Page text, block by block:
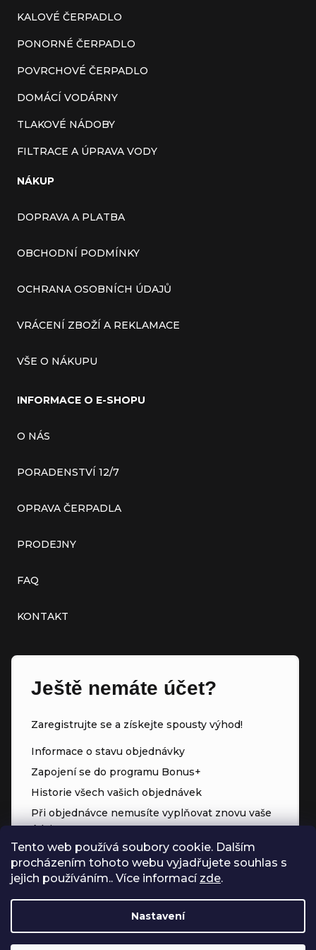
Tento web používá soubory cookie. Dalším
procházením tohoto webu vyjadřujete souhlas s
jejich používáním.. Více informací zde.
Nastavení
KALOVÉ ČERPADLO
PONORNÉ ČERPADLO
POVRCHOVÉ ČERPADLO
DOMÁCÍ VODÁRNY
TLAKOVÉ NÁDOBY
FILTRACE A ÚPRAVA VODY
NÁKUP
DOPRAVA A PLATBA
OBCHODNÍ PODMÍNKY
OCHRANA OSOBNÍCH ÚDAJŮ
VRÁCENÍ ZBOŽÍ A REKLAMACE
VŠE O NÁKUPU
INFORMACE O E-SHOPU
O NÁS
PORADENSTVÍ 12/7
OPRAVA ČERPADLA
PRODEJNY
FAQ
KONTAKT
Ještě nemáte účet?
Zaregistrujte se a získejte spousty výhod!
Informace o stavu objednávky
Zapojení se do programu Bonus+
Historie všech vašich objednávek
Při objednávce nemusíte vyplňovat znovu vaše
údaje
Přednostní přístup ke slevám
Body za každý nákup